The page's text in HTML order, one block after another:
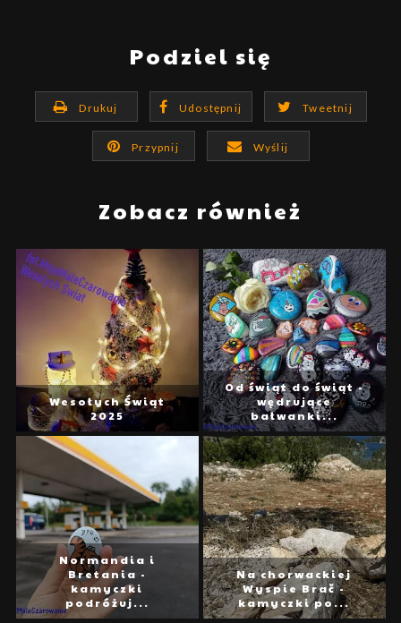
Podziel się
Drukuj Udostępnij Tweetnij
Przypnij Wyślij
Zobacz również
Wesołych Świąt
2025
Od świąt do świąt -
wędrujące
bałwanki...
Normandia i
Bretania -
kamyczki
podróżuj...
Na chorwackiej
Wyspie Brač -
kamyczki po...